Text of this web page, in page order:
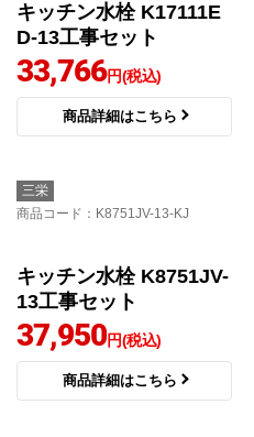
キッチン水栓 K17111E
D-13工事セット
33,766円(税込)
商品詳細はこちら
三栄
商品コード ：K8751JV-13-KJ
キッチン水栓 K8751JV-
13工事セット
37,950円(税込)
商品詳細はこちら